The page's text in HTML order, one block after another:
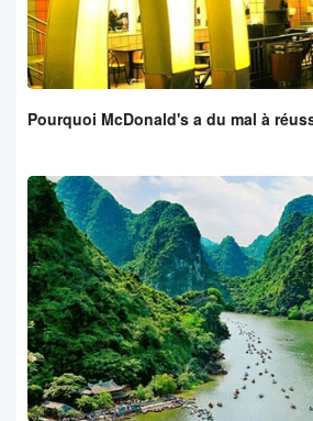
Pourquoi McDonald's a du mal à